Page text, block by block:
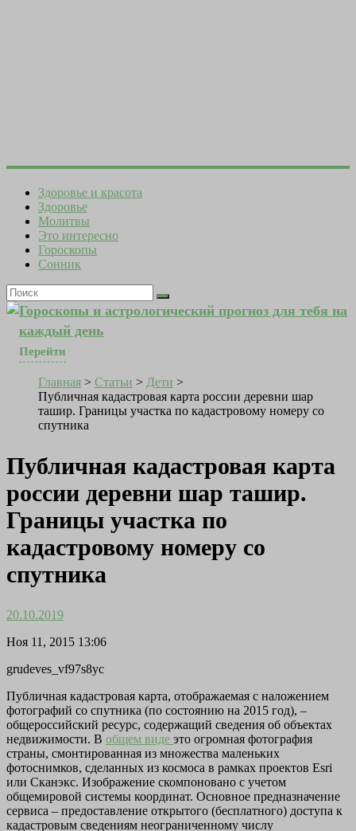
Здоровье и красота
Здоровье
Молитвы
Это интересно
Гороскопы
Сонник
Гороскопы и астрологический прогноз для тебя на
каждый день
Перейти
Главная > Статьи > Дети >
Публичная кадастровая карта россии деревни шар
ташир. Границы участка по кадастровому номеру со
спутника
Публичная кадастровая карта
россии деревни шар ташир.
Границы участка по
кадастровому номеру со
спутника
20.10.2019
Ноя 11, 2015 13:06
grudeves_vf97s8yc
Публичная кадастровая карта, отображаемая с наложением
фотографий со спутника (по состоянию на 2015 год), –
общероссийский ресурс, содержащий сведения об объектах
недвижимости. В общем виде это огромная фотография
страны, смонтированная из множества маленьких
фотоснимков, сделанных из космоса в рамках проектов Esri
или Сканэкс. Изображение скомпоновано с учетом
общемировой системы координат. Основное предназначение
сервиса – предоставление открытого (бесплатного) доступа к
кадастровым сведениям неограниченному числу